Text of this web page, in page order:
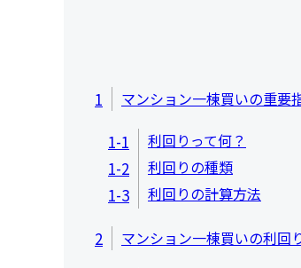
1 マンション一棟買いの重要
1-1 利回りって何？
1-2 利回りの種類
1-3 利回りの計算方法
2 マンション一棟買いの利回